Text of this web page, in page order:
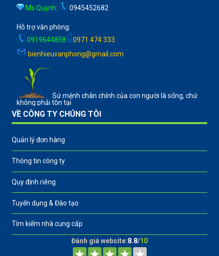
Ms Quỳnh: 0945452682
Hỗ trợ văn phòng:
0919644858
0971 474 333
bienhieuvanphong@gmail.com
Sứ mệnh chân chính của con người là sống, chứ
không phải tồn tại
VỀ CÔNG TY CHÚNG TÔI
Quản lý đơn hàng
Thông tin công ty
Quy định riêng
Tuyển dụng & Đào tạo
Tìm kiếm nhà cung cấp
Đánh giá website:8.8/10